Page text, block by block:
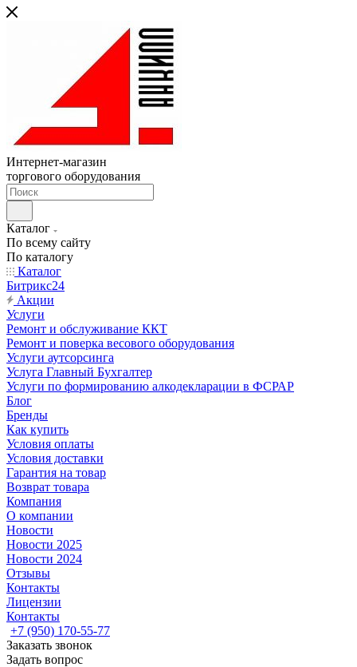
Интернет-магазин
торгового оборудования
Каталог
По всему сайту
По каталогу
Каталог
Битрикс24
Акции
Услуги
Ремонт и обслуживание ККТ
Ремонт и поверка весового оборудования
Услуги аутсорсинга
Услуга Главный Бухгалтер
Услуги по формированию алкодекларации в ФСРАР
Блог
Бренды
Как купить
Условия оплаты
Условия доставки
Гарантия на товар
Возврат товара
Компания
О компании
Новости
Новости 2025
Новости 2024
Отзывы
Контакты
Лицензии
Контакты
+7 (950) 170-55-77
Заказать звонок
Задать вопрос